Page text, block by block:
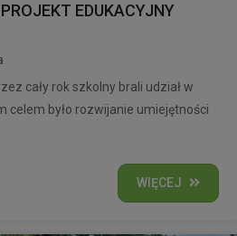
EDUKACYJNY
cały rok szkolny brali udział w
celem było rozwijanie umiejętności
WIĘCEJ